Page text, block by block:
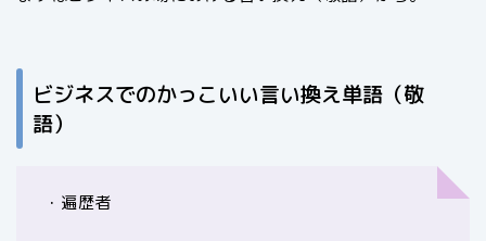
ビジネスでのかっこいい言い換え単語（敬
語）
・遍歴者